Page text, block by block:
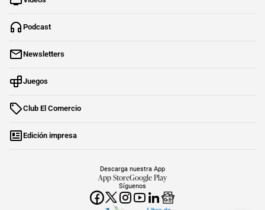
Podcast
Newsletters
Juegos
Club El Comercio
Edición impresa
Síguenos
Descarga nuestra App
App StoreGoogle Play